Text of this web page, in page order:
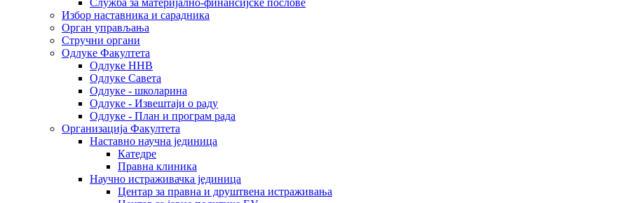
Служба за материјално-финансијске послове
Избор наставника и сарадника
Oрган управљања
Стручни органи
Одлуке Факултета
Одлуке ННВ
Одлуке Савета
Одлуке - школарина
Одлуке - Извештаји о раду
Одлуке - План и програм рада
Организација Факултета
Наставно научна јединица
Катедре
Правна клиника
Научно истраживачка јединица
Центар за правна и друштвена истраживања